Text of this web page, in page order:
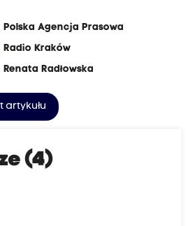
Polska Agencja Prasowa
Radio Kraków
Renata Radłowska
artykułu
(4)